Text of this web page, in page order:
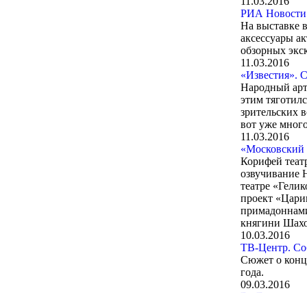
РИА
На выставке
аксессуары
обзорных
11.03.2016
«Известия».
Народный
этим
зрительских
вот уже
11.03.2016
«Московский
Корифей
озвучивание
театре
проект
княгини
10.03.2016
ТВ-Центр.
Сюжет о
года.
09.03.2016